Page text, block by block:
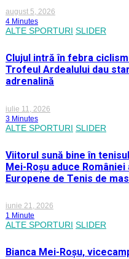
august 5, 2026
4 Minutes
ALTE SPORTURI SLIDER
Clujul intră în febra
Trofeul Ardealului dau
adrenalină
iulie 11, 2026
3 Minutes
ALTE SPORTURI SLIDER
Viitorul sună bine în
Mei-Roșu aduce
Europene de Tenis de
iunie 21, 2026
1 Minute
ALTE SPORTURI SLIDER
Bianca Mei-Roșu,